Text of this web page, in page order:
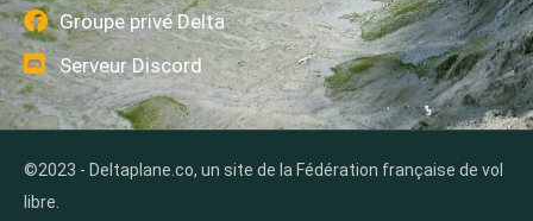
Groupe privé Delta
Serveur Discord
©2023 - Deltaplane.co, un site de la Fédération française de vol
libre.